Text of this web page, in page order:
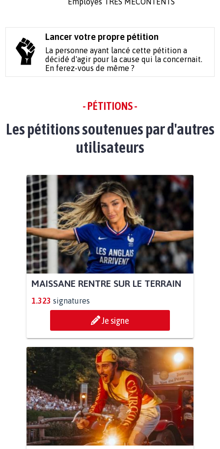
Lancer votre propre pétition
La personne ayant lancé cette pétition a
décidé d'agir pour la cause qui la concernait.
En ferez-vous de même ?
- PÉTITIONS -
Les pétitions soutenues par d'autres
utilisateurs
MAISSANE RENTRE SUR LE TERRAIN
1.323 signatures
Je signe